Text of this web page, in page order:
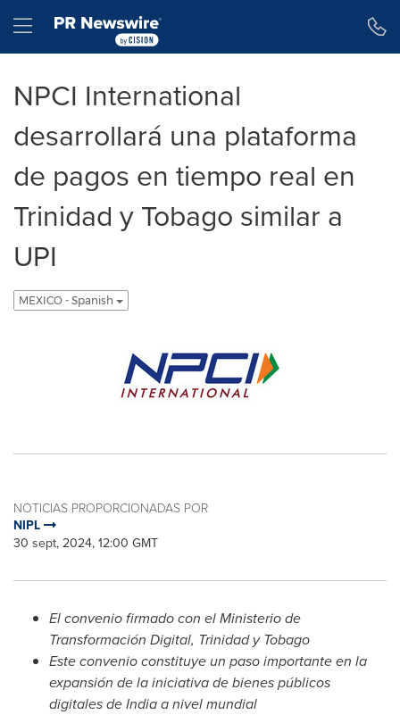
Hamburger menu
NPCI International
desarrollará una plataforma
de pagos en tiempo real en
Trinidad y Tobago similar a
UPI
MEXICO - Spanish
NOTICIAS PROPORCIONADAS POR
NIPL
30 sept, 2024, 12:00 GMT
El convenio firmado con elMinisterio de
Transformación Digital, Trinidady Tobago
Este convenio constituye un paso importante en la
expansión de la iniciativa de bienes públicos
digitales deIndiaa nivel mundial